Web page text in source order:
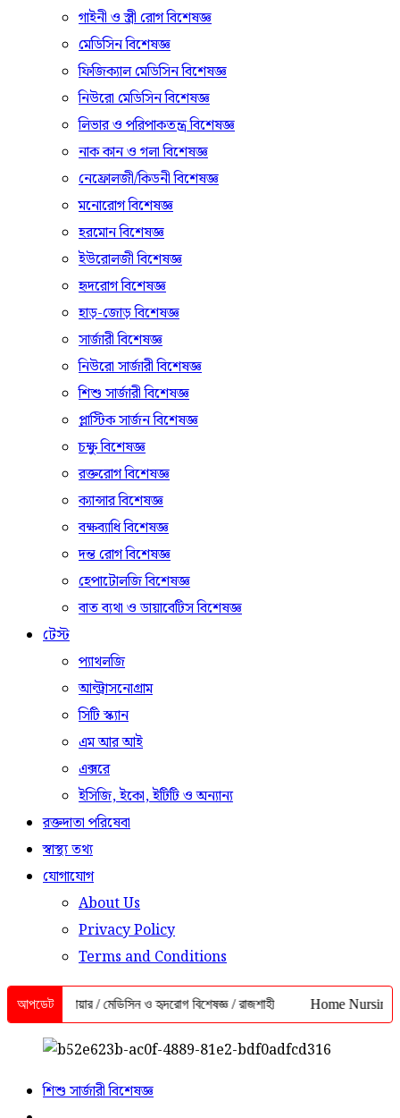
গাইনী ও স্ত্রী রোগ বিশেষজ্ঞ
মেডিসিন বিশেষজ্ঞ
ফিজিক্যাল মেডিসিন বিশেষজ্ঞ
নিউরো মেডিসিন বিশেষজ্ঞ
লিভার ও পরিপাকতন্ত্র বিশেষজ্ঞ
নাক কান ও গলা বিশেষজ্ঞ
নেফ্রোলজী/কিডনী বিশেষজ্ঞ
মনোরোগ বিশেষজ্ঞ
হরমোন বিশেষজ্ঞ
ইউরোলজী বিশেষজ্ঞ
হৃদরোগ বিশেষজ্ঞ
হাড়-জোড় বিশেষজ্ঞ
সার্জারী বিশেষজ্ঞ
নিউরো সার্জারী বিশেষজ্ঞ
শিশু সার্জারী বিশেষজ্ঞ
প্লাস্টিক সার্জন বিশেষজ্ঞ
চক্ষু বিশেষজ্ঞ
রক্তরোগ বিশেষজ্ঞ
ক্যান্সার বিশেষজ্ঞ
বক্ষব্যাধি বিশেষজ্ঞ
দন্ত রোগ বিশেষজ্ঞ
হেপাটোলজি বিশেষজ্ঞ
বাত ব্যথা ও ডায়াবেটিস বিশেষজ্ঞ
টেস্ট
প্যাথলজি
আল্ট্রাসনোগ্রাম
সিটি স্ক্যান
এম আর আই
এক্সরে
ইসিজি, ইকো, ইটিটি ও অন্যান্য
রক্তদাতা পরিষেবা
স্বাস্থ্য তথ্য
যোগাযোগ
About Us
Privacy Policy
Terms and Conditions
আপডেট
আনোয়ার / মেডিসিন ও হৃদরোগ বিশেষজ্ঞ / রাজশাহী Home Nursing
শিশু সার্জারী বিশেষজ্ঞ